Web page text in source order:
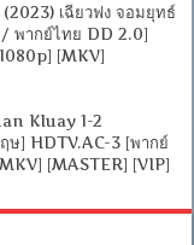
เฉียวฟง จอมยุทธ์
/ พากย์ไทย DD 2.0]
[MKV]
Kluay 1-2
ษ] HDTV.AC-3 [พากย์
[MASTER] [VIP]